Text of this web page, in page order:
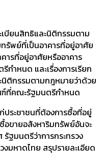
เบียนสิทธิและนิติกรรมตาม
พย์ที่เป็นอาคารที่อยู่อาศัย
รที่อยู่อาศัยหรืออาคาร
ำหนด และเรื่องการเรียก
นิติกรรมตามกฎหมายว่าด้วย
ที่คณะรัฐมนตรีกำหนด
ประชาชนที่ต้องการซื้อที่อยู่
อขายอสังหาริมทรัพย์อันจะ
รัฐมนตรีว่าการกระทรวง
งมหาดไทย สรุปรายละเอียด